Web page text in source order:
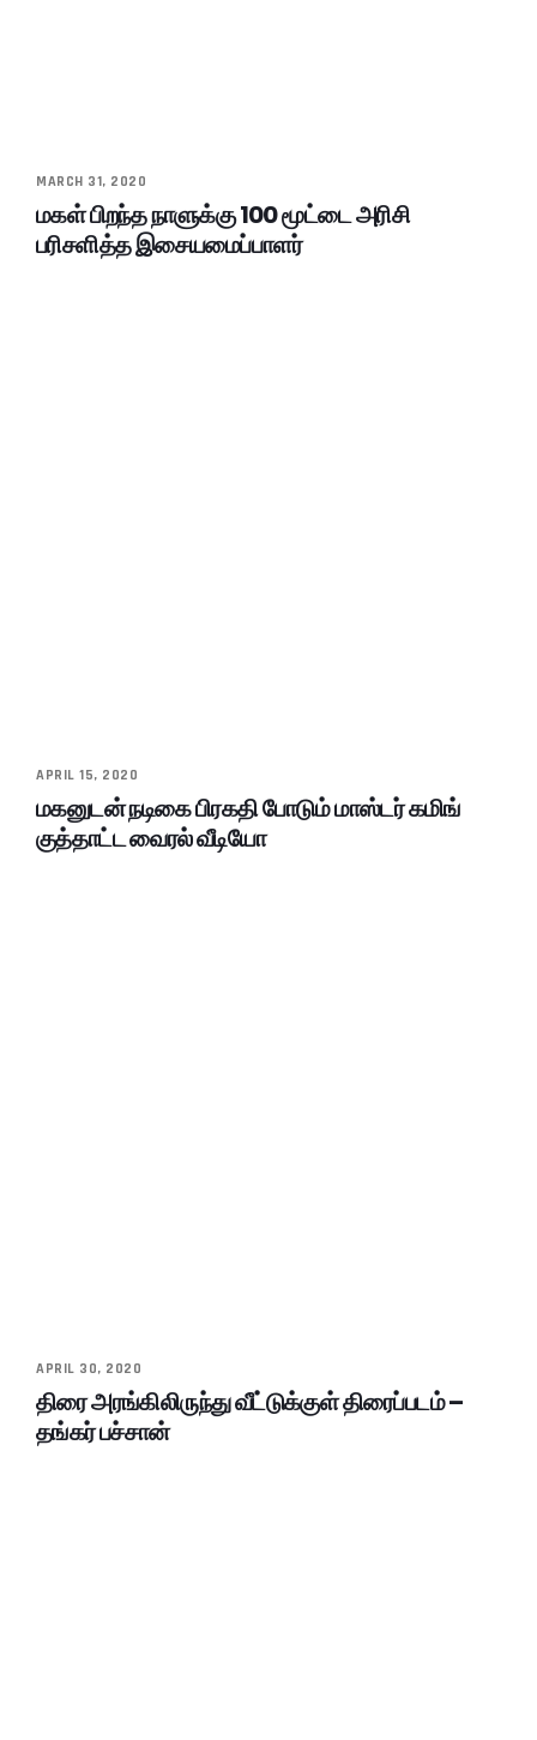
MARCH 31, 2020
மகள் பிறந்த நாளுக்கு 100 மூட்டை அரிசி
பரிசளித்த இசையமைப்பாளர்
APRIL 15, 2020
மகனுடன் நடிகை பிரகதி போடும் மாஸ்டர் கமிங்
குத்தாட்ட வைரல் வீடியோ
APRIL 30, 2020
திரை அரங்கிலிருந்து வீட்டுக்குள் திரைப்படம் –
தங்கர் பச்சான்